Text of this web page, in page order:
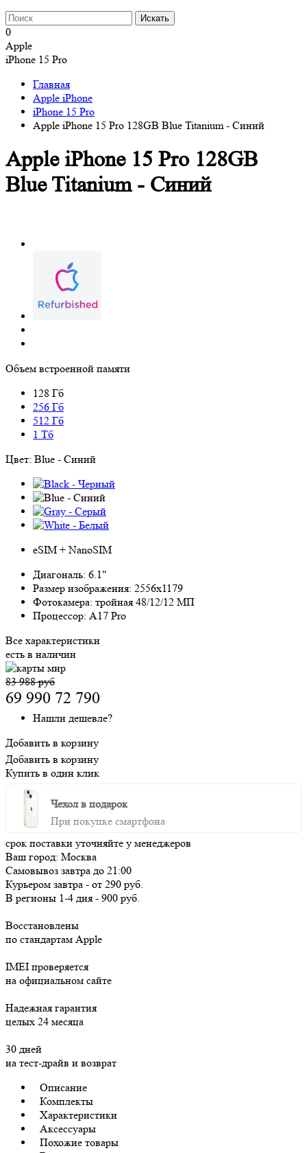
0
Apple
iPhone 15 Pro
Главная
Apple iPhone
iPhone 15 Pro
Apple iPhone 15 Pro 128GB Blue Titanium - Синий
Apple iPhone 15 Pro 128GB
Blue Titanium - Синий
Объем встроенной памяти
128 Гб
256 Гб
512 Гб
1 Тб
Цвет: Blue - Синий
eSIM + NanoSIM
Диагональ: 6.1"
Размер изображения: 2556x1179
Фотокамера: тройная 48/12/12 МП
Процессор: A17 Pro
Все характеристики
есть в наличии
83 988 руб
69 990 72 790
Нашли дешевле?
Добавить в корзину
Добавить в корзину
Купить в один клик
Чехол в подарок
При покупке смартфона
срок поставки уточняйте у менеджеров
Ваш город: Москва
Самовывоз завтра до 21:00
Курьером завтра - от 290 руб.
В регионы 1-4 дня - 900 руб.
Восстановлены
по стандартам Apple
IMEI проверяется
на официальном сайте
Надежная гарантия
целых 24 месяца
30 дней
на тест-драйв и возврат
Описание
Комплекты
Характеристики
Аксессуары
Похожие товары